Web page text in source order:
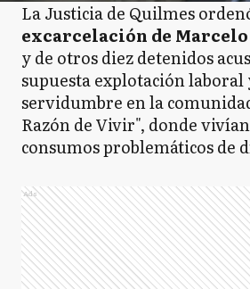
La Justicia de Quilmes
excarcelación de
y de otros diez detenidos
supuesta explotación laboral
servidumbre en la
Razón de Vivir", donde
consumos problemáticos de
Ads